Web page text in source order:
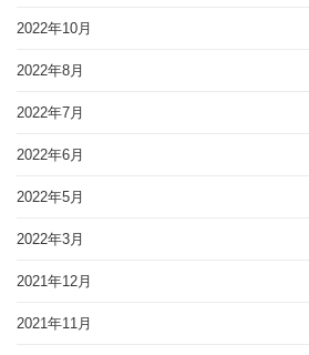
2022年10月
2022年8月
2022年7月
2022年6月
2022年5月
2022年3月
2021年12月
2021年11月